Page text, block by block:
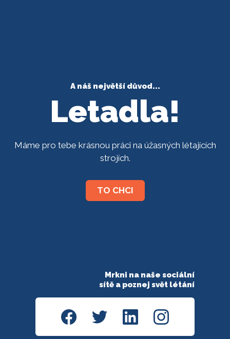
A náš největší důvod...
Letadla!
Máme pro tebe krásnou práci na úžasných létajících
strojích.
TO CHCI
Mrkni na naše sociální
sítě a poznej svět létání